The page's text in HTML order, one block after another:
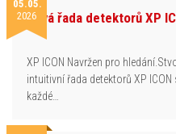
05.05.
2026Nová řada detektorů XP
XP ICON Navržen pro
intuitivní řada detektorů XP
každé…